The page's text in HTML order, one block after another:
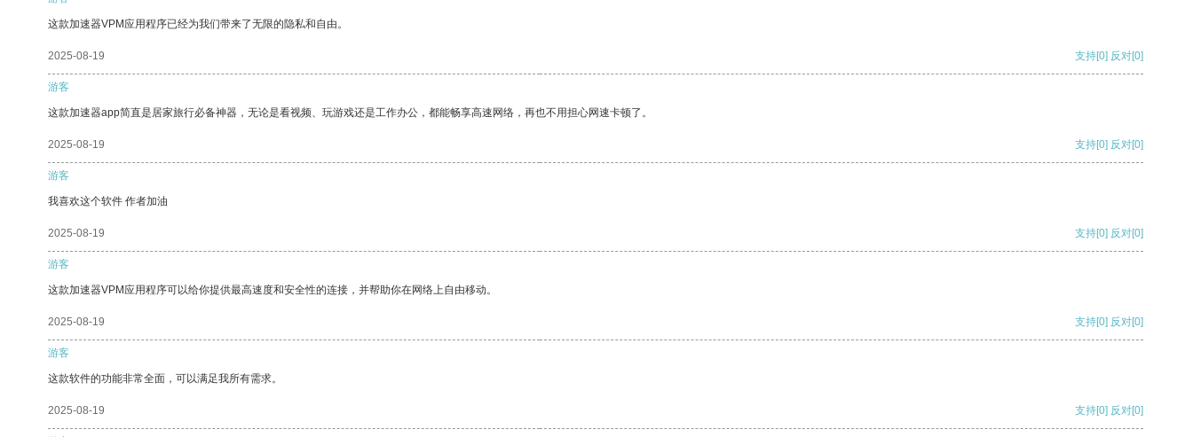
这款加速器VPM应用程序已经为我们带来了无限的隐私和自由。
2025-08-19 支持[0] 反对[0]
游客
这款加速器app简直是居家旅行必备神器，无论是看视频、玩游戏还是工作办公，都能畅享高速网络，再也不用担心网速卡顿了。
2025-08-19 支持[0] 反对[0]
游客
我喜欢这个软件 作者加油
2025-08-19 支持[0] 反对[0]
游客
这款加速器VPM应用程序可以给你提供最高速度和安全性的连接，并帮助你在网络上自由移动。
2025-08-19 支持[0] 反对[0]
游客
这款软件的功能非常全面，可以满足我所有需求。
2025-08-19 支持[0] 反对[0]